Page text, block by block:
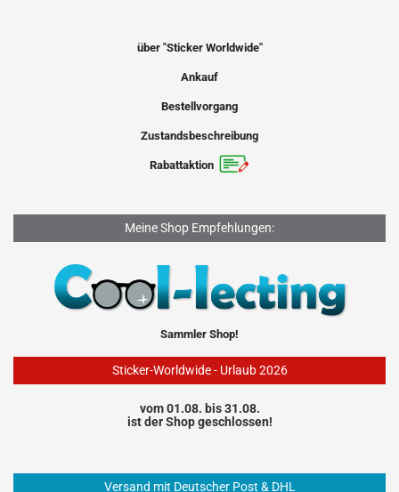
über "Sticker Worldwide"
Ankauf
Bestellvorgang
Zustandsbeschreibung
Rabattaktion
Meine Shop Empfehlungen:
Sammler Shop!
Sticker-Worldwide - Urlaub 2026
vom 01.08. bis 31.08.
ist der Shop geschlossen!
Versand mit Deutscher Post & DHL